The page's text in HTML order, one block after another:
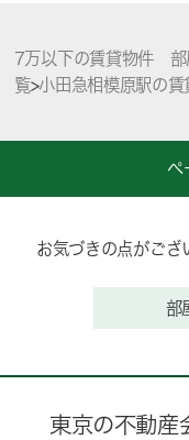
7万以下の賃貸物件 部
覧>小田急相模原駅の賃
ペ
お気づきの点がござ
部
東京の不動産